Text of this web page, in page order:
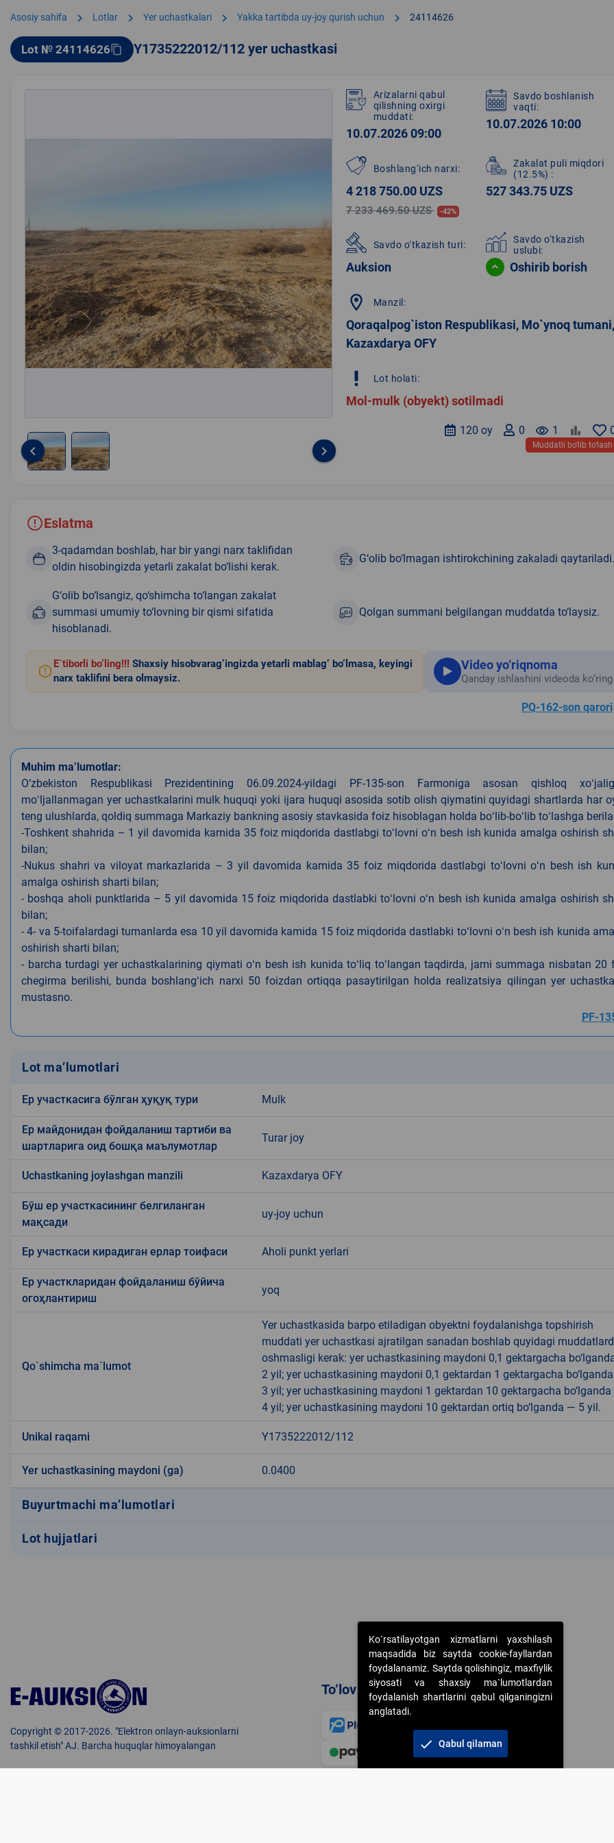
Asosiy sahifa chevron_right Lotlar chevron_right Yer uchastkalari chevron_right Yakka tartibda uy-joy qurish uchun chevron_right 24114626
Lot № 24114626content_copy Y1735222012/112 yer uchastkasi
2
keyboard_arrow_left keyboard_arrow_right
Arizalarni qabul
qilishning oxirgi
muddati:
10.07.2026 09:00
Savdo boshlanish
vaqti:
10.07.2026 10:00
Boshlang‘ich narxi:
4 218 750.00 UZS
7 233 469.50 UZS -42%
Zakalat puli miqdori
(12.5%) :
527 343.75 UZS
Savdo o‘tkazish turi:
Auksion
Savdo o‘tkazish
uslubi:
Oshirib borish
location_on Manzil:
Qoraqalpog`iston Respublikasi, Mo`ynoq tumani,
Kazaxdarya OFY
priority_high Lot holati:
Mol-mulk (obyekt) sotilmadi
remove_red_eye 1
0
120 oy
Muddatli bo‘lib to‘lash
Eslatma
3-qadamdan boshlab, har bir yangi narx taklifidan
oldin hisobingizda yetarli zakalat bo‘lishi kerak.
G‘olib bo‘lmagan ishtirokchining zakaladi qaytariladi.
G‘olib bo‘lsangiz, qo‘shimcha to‘langan zakalat
summasi umumiy to‘lovning bir qismi sifatida
hisoblanadi.
Qolgan summani belgilangan muddatda to‘laysiz.
E`tiborli bo‘ling!!! Shaxsiy hisobvarag‘ingizda yetarli mablag‘ bo‘lmasa, keyingi
narx taklifini bera olmaysiz.
Video yo‘riqnoma
Qanday ishlashini videoda ko‘ring
PQ-162-son qarori
Muhim ma’lumotlar:
O‘zbekiston Respublikasi Prezidentining 06.09.2024-yildagi PF-135-son Farmoniga asosan qishloq
moʻljallanmagan yer uchastkalarini mulk huquqi yoki ijara huquqi asosida sotib olish qiymatini quyidagi shartlarda har
teng ulushlarda, qoldiq summaga Markaziy bankning asosiy stavkasida foiz hisoblagan holda boʻlib-boʻlib toʻlashga
-Toshkent shahrida – 1 yil davomida kamida 35 foiz miqdorida dastlabgi toʻlovni oʻn besh ish kunida amalga oshirish
bilan;
-Nukus shahri va viloyat markazlarida – 3 yil davomida kamida 35 foiz miqdorida dastlabgi toʻlovni oʻn besh ish
amalga oshirish sharti bilan;
- boshqa aholi punktlarida – 5 yil davomida 15 foiz miqdorida dastlabki toʻlovni oʻn besh ish kunida amalga oshirish
bilan;
- 4- va 5-toifalardagi tumanlarda esa 10 yil davomida kamida 15 foiz miqdorida dastlabki toʻlovni oʻn besh ish kunida
oshirish sharti bilan;
- barcha turdagi yer uchastkalarining qiymati oʻn besh ish kunida toʻliq toʻlangan taqdirda, jami summaga nisbatan 20
chegirma berilishi, bunda boshlangʻich narxi 50 foizdan ortiqqa pasaytirilgan holda realizatsiya qilingan yer
mustasno.
PF-
Lot ma’lumotlari
Ер участкасига бўлган ҳуқуқ тури Mulk
Ер майдонидан фойдаланиш тартиби ва
шартларига оид бошқа маълумотлар
Turar joy
Uchastkaning joylashgan manzili Kazaxdarya OFY
Бўш ер участкасининг белгиланган
мақсади
uy-joy uchun
Ер участкаси кирадиган ерлар тоифаси Aholi punkt yerlari
Ер участкларидан фойдаланиш бўйича
огоҳлантириш
yoq
Qo`shimcha ma`lumot
Yer uchastkasida barpo etiladigan obyektni foydalanishga topshirish
muddati yer uchastkasi ajratilgan sanadan boshlab quyidagi
oshmasligi kerak: yer uchastkasining maydoni 0,1 gektargacha
2 yil; yer uchastkasining maydoni 0,1 gektardan 1 gektargacha
3 yil; yer uchastkasining maydoni 1 gektardan 10 gektargacha
4 yil; yer uchastkasining maydoni 10 gektardan ortiq bo‘lganda — 5 yil.
Unikal raqami Y1735222012/112
Yer uchastkasining maydoni (ga) 0.0400
Buyurtmachi ma’lumotlari
Lot hujjatlari
Copyright © 2017-2026. "Elektron onlayn-auksionlarni
tashkil etish" AJ. Barcha huquqlar himoyalangan
To‘lov usullari
Ko`rsatilayotgan xizmatlarni yaxshilash
maqsadida biz saytda cookie-fayllardan
foydalanamiz. Saytda qolishingiz, maxfiylik
siyosati va shaxsiy ma`lumotlardan
foydalanish shartlarini qabul qilganingizni
anglatadi.
check Qabul qilaman